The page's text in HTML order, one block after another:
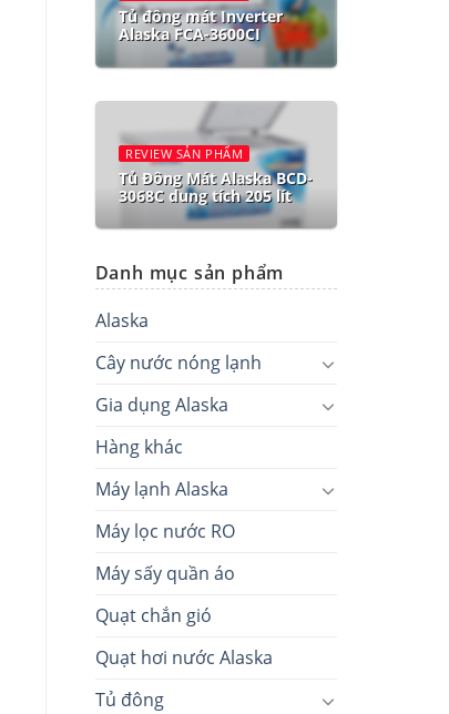
Tủ đông mát Inverter
Alaska FCA-3600CI
REVIEW SẢN PHẨM
Tủ Đông Mát Alaska BCD-
3068C dung tích 205 lít
Danh mục sản phẩm
Alaska
Cây nước nóng lạnh
Gia dụng Alaska
Hàng khác
Máy lạnh Alaska
Máy lọc nước RO
Máy sấy quần áo
Quạt chắn gió
Quạt hơi nước Alaska
Tủ đông